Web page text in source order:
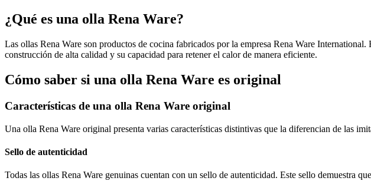
¿Qué es una olla Rena Ware?
Las ollas Rena Ware son productos de cocina fabricados por la empresa Rena Ware
construcción de alta calidad y su capacidad para retener el calor de manera eficiente.
Cómo saber si una olla Rena Ware es original
Características de una olla Rena Ware original
Una olla Rena Ware original presenta varias características distintivas que la diferencian de las
Sello de autenticidad
Todas las ollas Rena Ware genuinas cuentan con un sello de autenticidad. Este sello demuestra